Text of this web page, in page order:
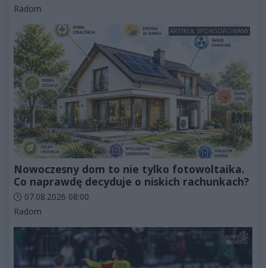
Kategorie artykułu:
Radom
ARTYKUŁ SPONSOROWANY
Nowoczesny dom to nie tylko fotowoltaika.
Co naprawdę decyduje o niskich rachunkach?
Data dodania artykułu:
07.08.2026 08:00
Kategorie artykułu:
Radom